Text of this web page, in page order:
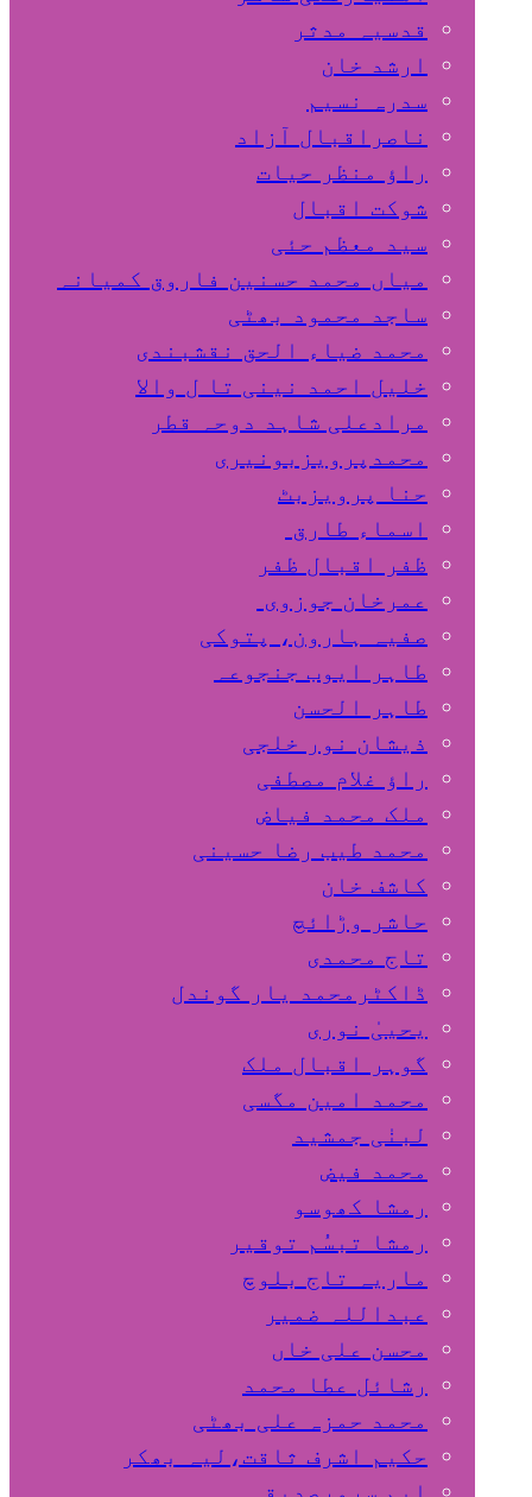
قدسیہ مدثر
ارشد خان
سدرہ نسیم
ناصراقبال آزاد
راؤ منظر حیات
شوکت اقبال
سید معظم حئی
میاں محمد حسنین فاروق کمیانہ
ساجد محمود بھٹی
محمد ضیاء الحق نقشبندی
خلیل احمد نینی تا ل والا
مرادعلی شاہد دوحہ قطر
محمدپرویزبونیری
حنا پرویزبٹ
اسماء طارق
ظفر اقبال ظفر
عمرخان جوزوی
صفیہ ہارون، پتوکی
طاہر ایوب جنجوعہ
طاہر الحسن
ذیشان نور خلجی
راﺅ غلام مصطفی
ملک محمد فیاض
محمد طیب رضا حسینی
کاشف خان
حاشر وڑائچ
تاج محمدی
ڈاکٹرمحمد یار گوندل
گوہر اقبال ملک
محمد امین مگسی
لبنٰی جمشید
محمد فیض
رمشا کھوسو
رمشا تبسُم توقیر
ماریہ تاج بلوچ
عبداللہ ضمیر
محسن علی خاں
رشائل عطا محمد
محمد حمزہ علی بھٹی
حکیم اشرف ثاقت،لیہ بھکر
ایم سرورصدیقی